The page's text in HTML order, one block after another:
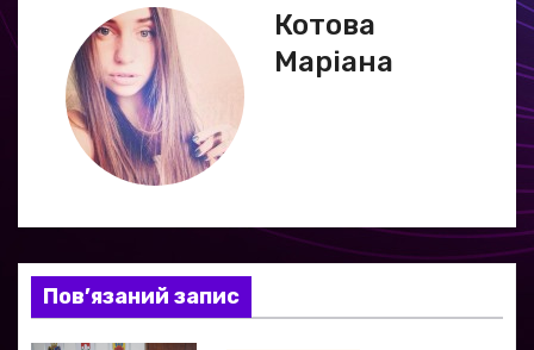
а
п
и
Котова
Маріана
Пов’язаний запис